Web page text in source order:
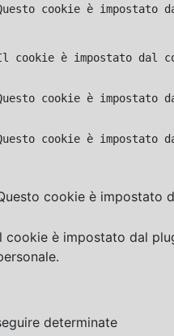
cookie è
cookie è impostato dal
cookie è impostato
cookie è
cookie è impostato
cookie è impostato dal
determinate